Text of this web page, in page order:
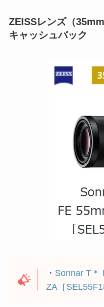
ZEISSレンズ（
キャッシュバック
・ Sonnar T＊
ZA［